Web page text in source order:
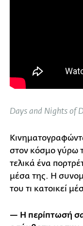
Days and Nights of
στον κόσμο γύρω
τελικά ένα
μέσα της. Η
του τι κατοικεί
— H περίπτωσή